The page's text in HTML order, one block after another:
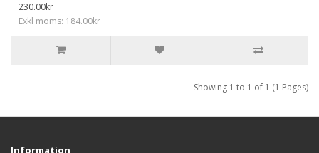
230.00kr
Exkl moms: 184.00kr
Showing 1 to 1 of 1 (1 Pages)
Information